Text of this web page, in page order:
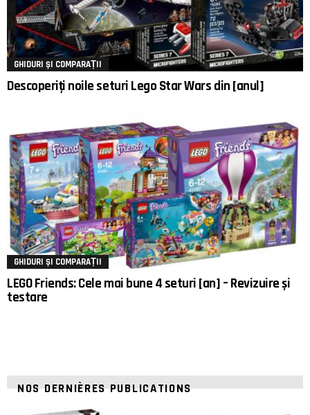
GHIDURI ȘI COMPARAȚII
Descoperiți noile seturi Lego Star Wars din [anul]
GHIDURI ȘI COMPARAȚII
LEGO Friends: Cele mai bune 4 seturi [an] – Revizuire și
testare
NOS DERNIÈRES PUBLICATIONS